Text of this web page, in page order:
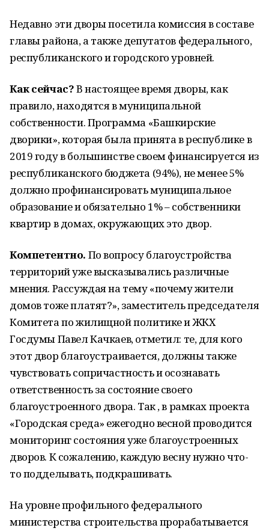
Недавно эти дворы посетила комиссия в составе
главы района, а также депутатов федерального,
республиканского и городского уровней.
Как сейчас?В настоящее время дворы, как
правило, находятся в муниципальной
собственности. Программа «Башкирские
дворики», которая была принята в республике в
2019 году в большинстве своем финансируется из
республиканского бюджета (94%), не менее 5%
должно профинансировать муниципальное
образование и обязательно 1% – собственники
квартир в домах, окружающих это двор.
Компетентно. По вопросу благоустройства
территорий уже высказывались различные
мнения. Рассуждая на тему «почему жители
домов тоже платят?», заместитель председателя
Комитета по жилищной политике и ЖКХ
Госдумы Павел Качкаев, отметил: те, для кого
этот двор благоустраивается, должны также
чувствовать сопричастность и осознавать
ответственность за состояние своего
благоустроенного двора. Так , в рамках проекта
«Городская среда» ежегодно весной проводится
мониторинг состояния уже благоустроенных
дворов. К сожалению, каждую весну нужно что-
то подделывать, подкрашивать.
На уровне профильного федерального
министерства строительства прорабатывается